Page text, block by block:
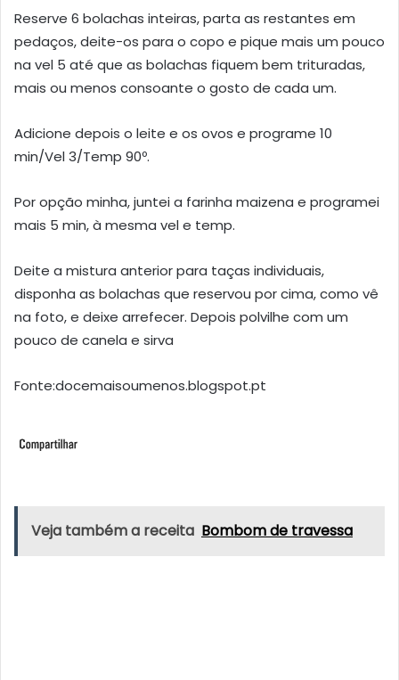
Reserve 6 bolachas inteiras, parta as restantes em
pedaços, deite-os para o copo e pique mais um pouco
na vel 5 até que as bolachas fiquem bem trituradas,
mais ou menos consoante o gosto de cada um.
Adicione depois o leite e os ovos e programe 10
min/Vel 3/Temp 90º.
Por opção minha, juntei a farinha maizena e programei
mais 5 min, à mesma vel e temp.
Deite a mistura anterior para taças individuais,
disponha as bolachas que reservou por cima, como vê
na foto, e deixe arrefecer. Depois polvilhe com um
pouco de canela e sirva
Fonte:docemaisoumenos.blogspot.pt
Veja também a receita Bombom de travessa